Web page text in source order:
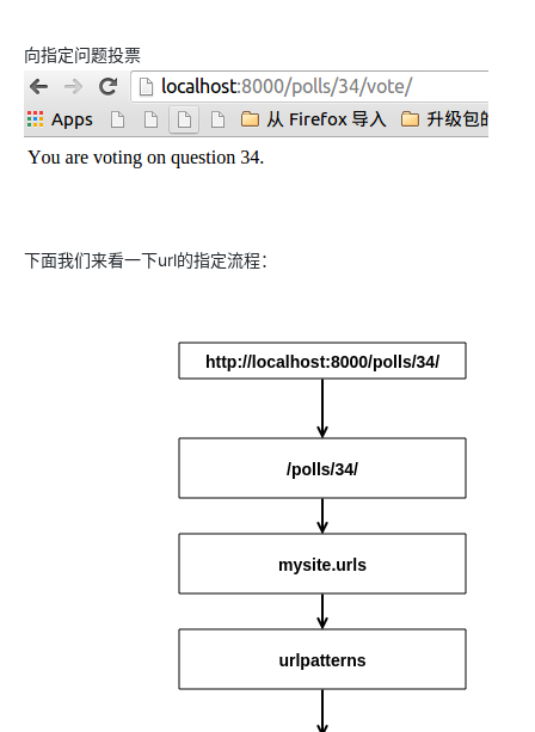
向指定问题投票
下面我们来看一下url的指定流程：